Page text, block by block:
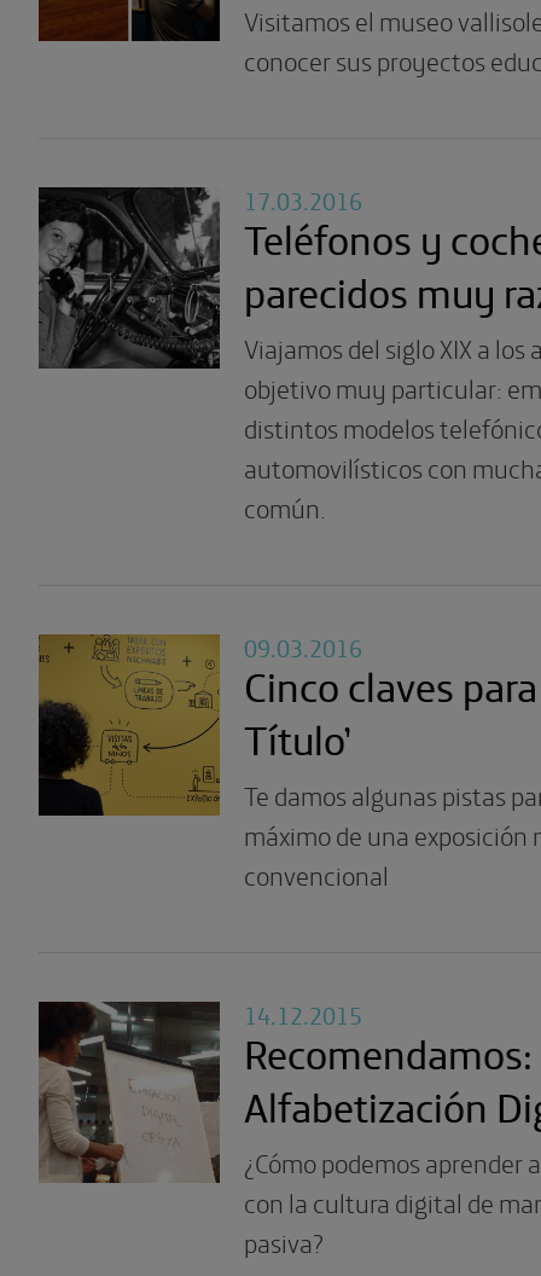
Visitamos el museo
conocer sus proyectos
17.03.2016
Teléfonos y
parecidos muy
Viajamos del siglo XIX a los
objetivo muy particular:
distintos modelos
automovilísticos con
común.
09.03.2016
Cinco claves
Título’
Te damos algunas pistas
máximo de una exposición
convencional
14.12.2015
Recomendamos:
Alfabetización
¿Cómo podemos aprender
con la cultura digital de
pasiva?